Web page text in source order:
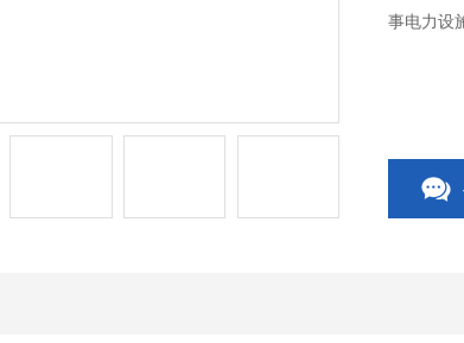
事电力设